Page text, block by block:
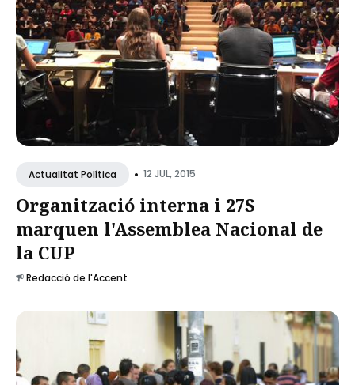
Actualitat Política • 12 JUL, 2015
Organització interna i 27S
marquen l'Assemblea Nacional de
la CUP
Redacció de l'Accent